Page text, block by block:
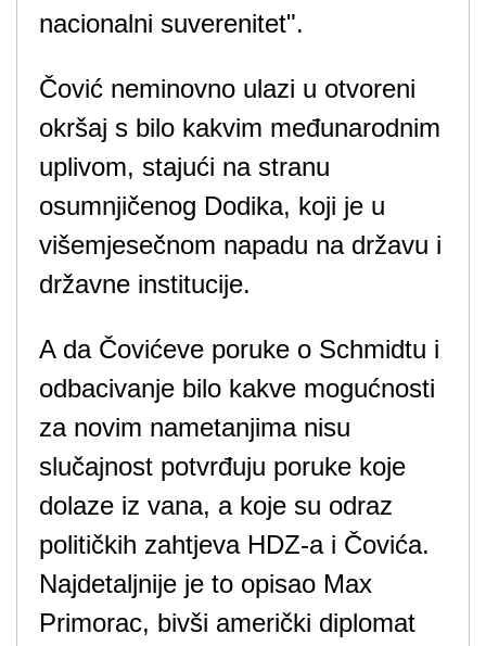
nacionalni suverenitet".
Čović neminovno ulazi u otvoreni
okršaj s bilo kakvim međunarodnim
uplivom, stajući na stranu
osumnjičenog Dodika, koji je u
višemjesečnom napadu na državu i
državne institucije.
A da Čovićeve poruke o Schmidtu i
odbacivanje bilo kakve mogućnosti
za novim nametanjima nisu
slučajnost potvrđuju poruke koje
dolaze iz vana, a koje su odraz
političkih zahtjeva HDZ-a i Čovića.
Najdetaljnije je to opisao Max
Primorac, bivši američki diplomat